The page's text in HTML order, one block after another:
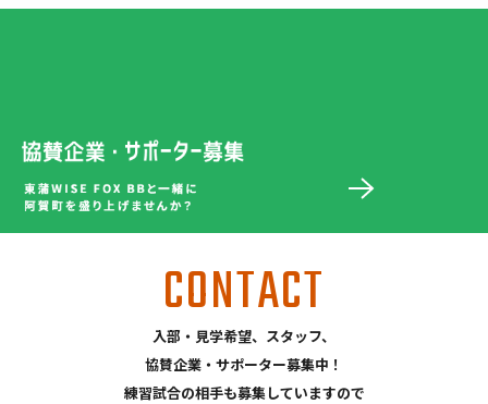
CONTACT
入部・見学希望、スタッフ、
協賛企業・サポーター募集中！
練習試合の相手も募集していますので